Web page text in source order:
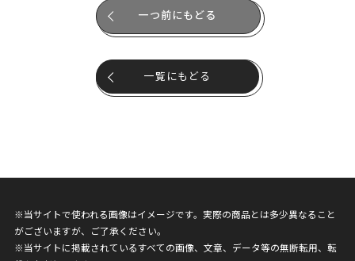
一つ前にもどる
一覧にもどる
※当サイトで使われる画像はイメージです。実際の商品とは多少異なること
がございますが、ご了承ください。
※当サイトに掲載されているすべての画像、文章、データ等の無断転用、転